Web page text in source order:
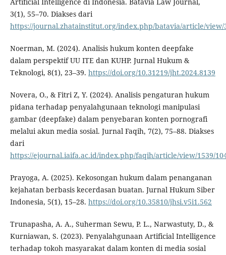
Artificial Intelligence di Indonesia. Batavia Law Journal,
3(1), 55–70. Diakses dari
https://journal.zhatainstitut.org/index.php/batavia/article/view/
Noerman, M. (2024). Analisis hukum konten deepfake
dalam perspektif UU ITE dan KUHP. Jurnal Hukum &
Teknologi, 8(1), 23–39. https://doi.org/10.31219/jht.2024.8139
Novera, O., & Fitri Z, Y. (2024). Analisis pengaturan hukum
pidana terhadap penyalahgunaan teknologi manipulasi
gambar (deepfake) dalam penyebaran konten pornografi
melalui akun media sosial. Jurnal Faqih, 7(2), 75–88. Diakses
dari
https://ejournal.iaifa.ac.id/index.php/faqih/article/view/1539/
Prayoga, A. (2025). Kekosongan hukum dalam penanganan
kejahatan berbasis kecerdasan buatan. Jurnal Hukum Siber
Indonesia, 5(1), 15–28. https://doi.org/10.35810/jhsi.v5i1.562
Trunapasha, A. A., Suherman Sewu, P. L., Narwastuty, D., &
Kurniawan, S. (2023). Penyalahgunaan Artificial Intelligence
terhadap tokoh masyarakat dalam konten di media sosial